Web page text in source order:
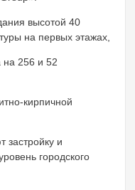
высотой 40
на первых этажах,
на 256 и 52
кирпичной
застройку и
городского